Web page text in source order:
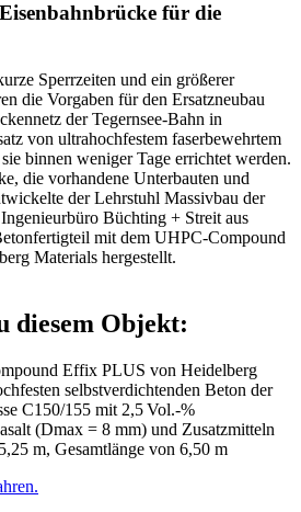
für die
Sperrzeiten und ein größerer
die Vorgaben für den Ersatzneubau
der Tegernsee-Bahn in
von ultrahochfestem faserbewehrtem
binnen weniger Tage errichtet werden.
die vorhandene Unterbauten und
der Lehrstuhl Massivbau der
Büchting + Streit aus
mit dem UHPC-Compound
Materials hergestellt.
diesem Objekt:
Effix PLUS von Heidelberg
selbstverdichtenden Beton der
C150/155 mit 2,5 Vol.-%
(Dmax = 8 mm) und Zusatzmitteln
m, Gesamtlänge von 6,50 m